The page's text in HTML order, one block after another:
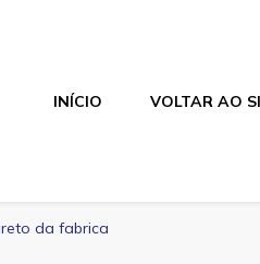
INÍCIO VOLTAR AO
da fabrica